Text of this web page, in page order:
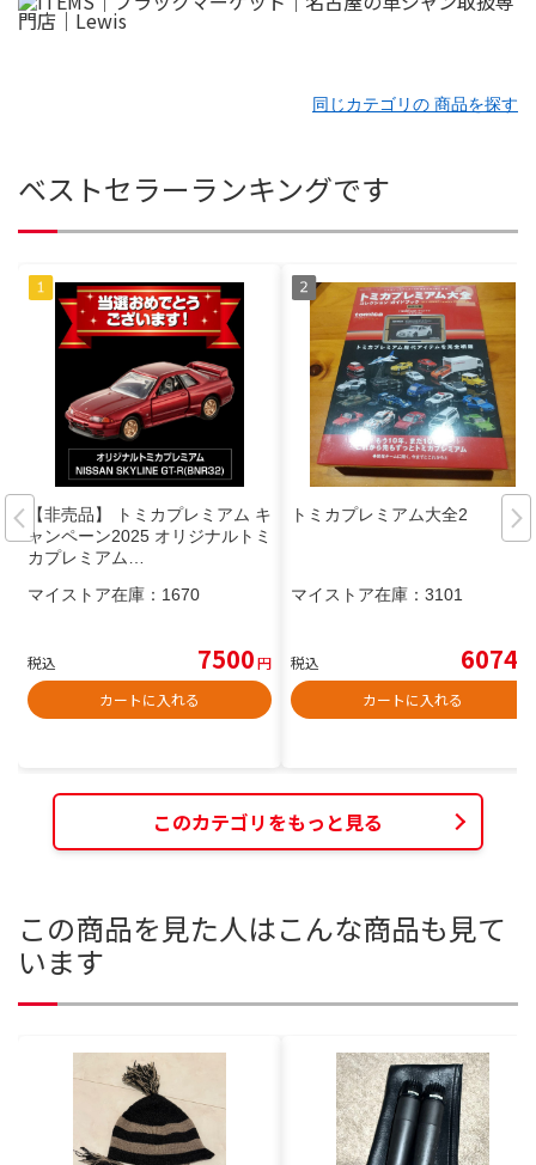
同じカテゴリの 商品を探す
ベストセラーランキングです
【非売品】 トミカプレミアム キ
ャンペーン2025 オリジナルトミ
カプレミアム…
マイストア在庫： 1670
税込 7500円
カートに入れる
トミカプレミアム大全2
マイストア在庫： 3101
税込 6074
カートに入れる
このカテゴリをもっと見る
この商品を見た人はこんな商品も見て
います